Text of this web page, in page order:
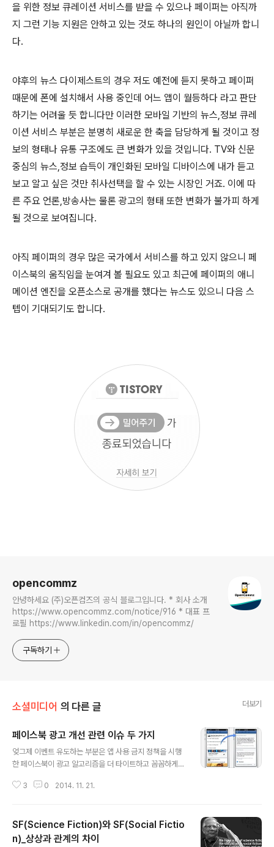
을 위한 정보 큐레이션 서비스를 받을 수 있으나 페이퍼는 아직까
지 그런 기능 지원은 안하고 있는 것도 하나의 원인이 아닐까 합니
다.
야후의 뉴스 다이제스트의 경우 저도 예전에 듣지 못하고 페이퍼
때문에 폰에 설치해서 사용 중인데 어느 앱이 월등하다 라고 판단
하기는 어려울 듯 합니다만 이러한 모바일 기반의 뉴스 정보 큐레
이션 서비스 부분은 분명히 새로운 한 축을 담당하게 될 것이고 정
보의 형태나 유통 구조에도 큰 변화가 있을 것입니다. TV와 신문
중심의 뉴스 정보 습득이 개인화된 모바일 디바이스에 내가 듣고
보고 알고 싶은 것만 취사선택을 할 수 있는 시장인 거죠. 이에 따
른 주요 언론 방송사는 물론 광고의 형태 또한 변화가 불가피 하게
될 것으로 보여집니다.
아직 페이퍼의 경우 많은 국가에서 서비스를 하고 있지 않으니 페
이스북의 움직임을 눈여겨 볼 필요도 있고 최근에 페이퍼의 애니
메이션 엔진을 오픈소스로 공개를 했다는 뉴스도 있으니 다음 스
텝이 기대되기도 합니다.
opencommz
안녕하세요 (주)오픈컴즈의 공식 블로그입니다. * 회사 소개
https://www.opencommz.com/notice/916 * 대표 프
로필 https://www.linkedin.com/in/opencommz/
구독하기
소셜미디어 의 다른 글 더보기
페이스북 광고 개선 관련 이슈 두 가지
엊그제 이벤트 유도하는 부분은 앱 사용 금지 정책을 시행
한 페이스북이 광고 알고리즘을 더 타이트하고 꼼꼼하게
수 없게 만들려는 것 같다. 현업에서는 불만이 있을 수 밖에
예산을 현명하게 예측해서 미리들 따내셔야 할 듯. 광고가
자꾸 노출되는 것이 불편하면 안보이게 하면 되고 나에게
3 0 2014. 11. 21.
SF(Science Fiction)와 SF(Social Fictio
n)_상상과 관계의 차이